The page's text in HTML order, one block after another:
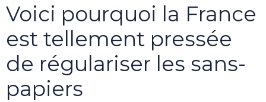
Voici pourquoi la France
est tellement pressée
de régulariser les sans-
papiers